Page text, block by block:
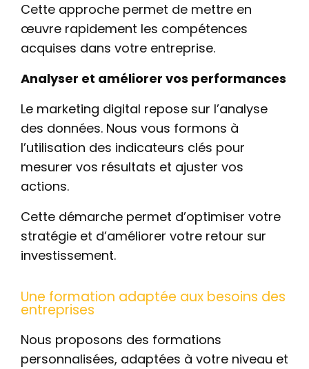
Cette approche permet de mettre en
œuvre rapidement les compétences
acquises dans votre entreprise.
Analyser et améliorer vos performances
Le marketing digital repose sur l’analyse
des données. Nous vous formons à
l’utilisation des indicateurs clés pour
mesurer vos résultats et ajuster vos
actions.
Cette démarche permet d’optimiser votre
stratégie et d’améliorer votre retour sur
investissement.
Une formation adaptée aux besoins des
entreprises
Nous proposons des formations
personnalisées, adaptées à votre niveau et